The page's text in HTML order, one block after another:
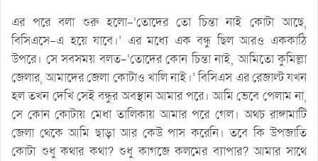
এর পরে বলা শুরু হলো-‘তোদের তো চিন্তা নাই কোটা আছে,
বিসিএসে-এ হয়ে যাবে।’ এর মধ্যে এক বন্ধু ছিল আরও এককাঠি
উপরে। সে সবসময় বলত-‘তোদের কোন চিন্তা নাই, আমিতো কুমিল্লা
জেলার, আমাদের জেলা কোটাও খালি নাই।’ বিসিএস এর রেজাল্ট যখন
হল তখন দেখি সেই বন্ধুর অবস্থান আমার পরে। আমি ভেবে পেলাম না,
সে কোন কোটায় মেধা তালিকায় আমার পরে গেল। অথচ রাঙ্গামাটি
জেলা থেকে আমি ছাড়া আর কেউ পাস করেনি। তবে কি উপজাতি
কোটা শুধু কথার কথা? শুধু কাগজে কলমের ব্যাপার? আমার সাথে